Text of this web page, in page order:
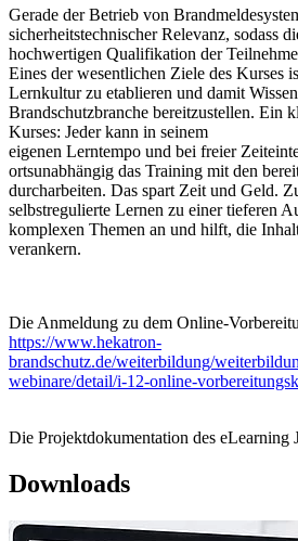
Gerade der Betrieb von
sicherheitstechnischer Relevanz, sodass
hochwertigen Qualifikation der
Eines der wesentlichen Ziele des Kurses
Lernkultur zu etablieren und damit
Brandschutzbranche bereitzustellen. Ein
Kurses: Jeder kann in seinem
eigenen Lerntempo und bei freier
ortsunabhängig das Training mit den
durcharbeiten. Das spart Zeit und Geld.
selbstregulierte Lernen zu einer tieferen
komplexen Themen an und hilft, die
verankern.
Die Anmeldung zu dem Online-
https://www.hekatron-
brandschutz.de/weiterbildung/
webinare/detail/i-12-online-
Die Projektdokumentation des eLearning
Downloads